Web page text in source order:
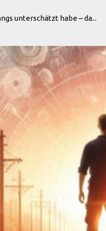
unterschätzt habe – da...